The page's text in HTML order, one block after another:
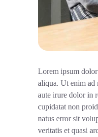
Lorem ipsum
aliqua. Ut enim ad
aute irure dolor in
cupidatat non
natus error sit
veritatis et quasi